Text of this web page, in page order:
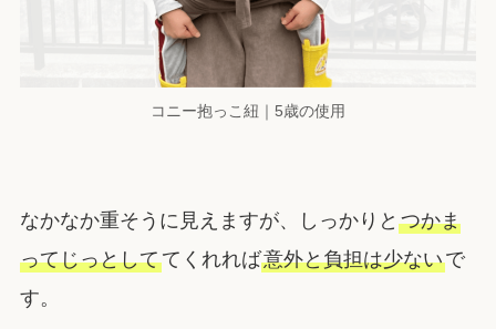
コニー抱っこ紐｜5歳の使用
なかなか重そうに見えますが、しっかりと つかま
ってじっとしててくれれば意外と負担は少ないで
す。